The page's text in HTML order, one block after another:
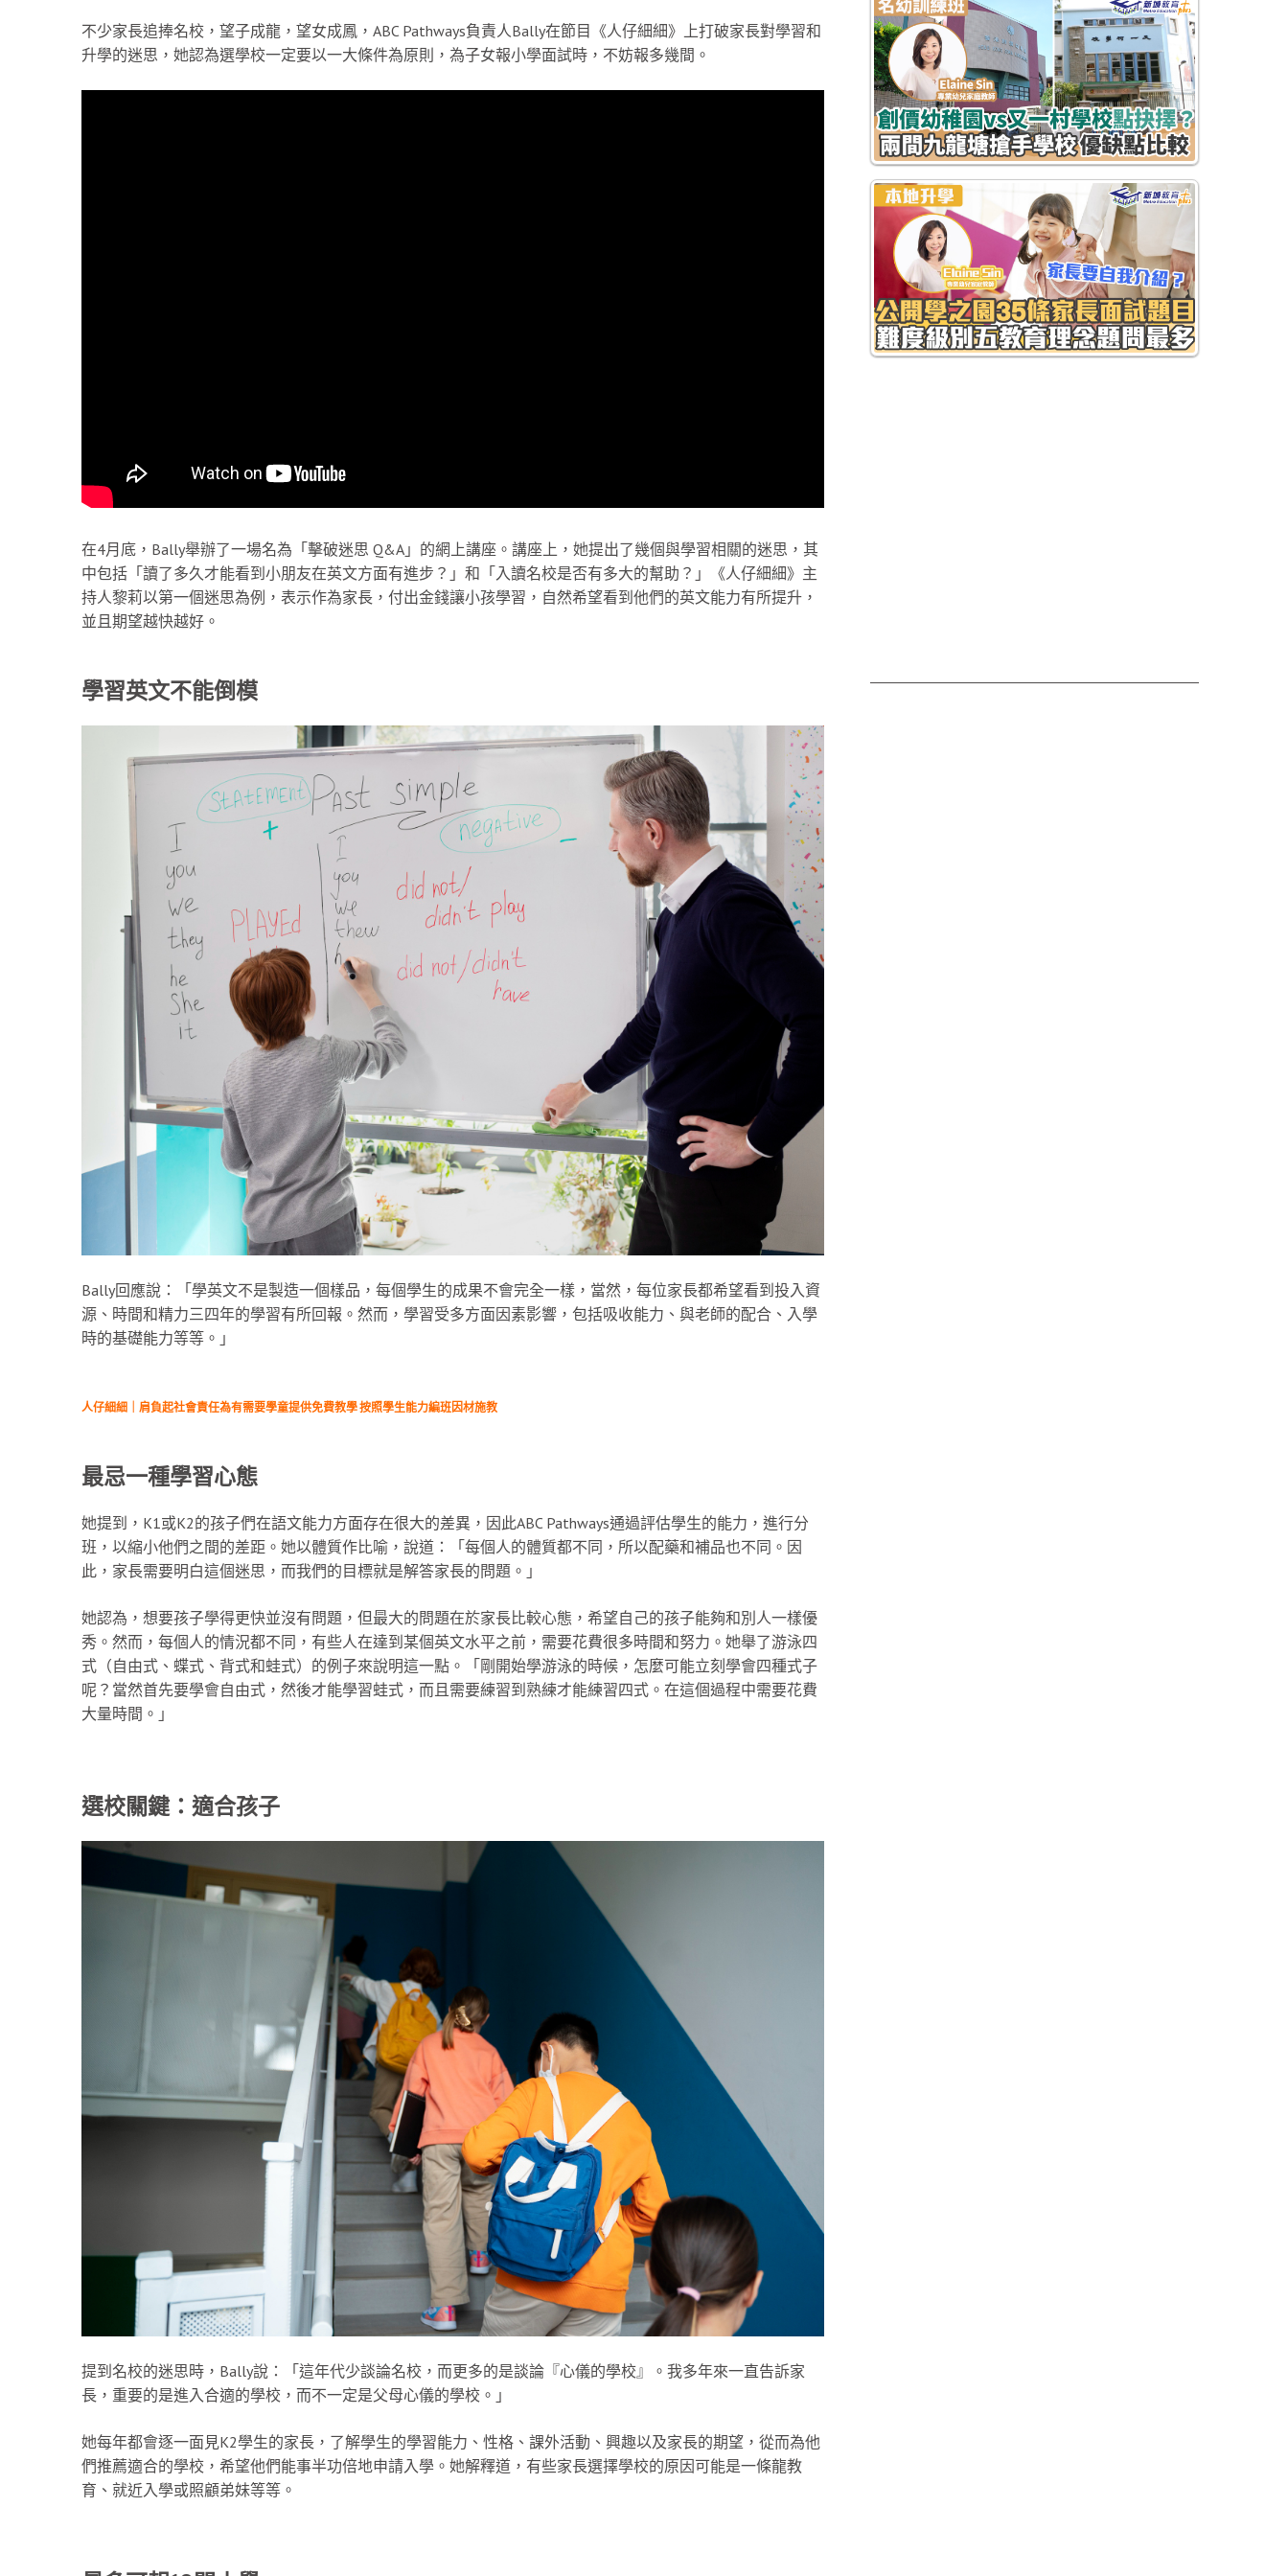
不少家長追捧名校，望子成龍，望女成鳳，ABC Pathways負責人Bally在節目《人仔細細》上打破家長對學習和
升學的迷思，她認為選學校一定要以一大條件為原則，為子女報小學面試時，不妨報多幾間。
在4月底，Bally舉辦了一場名為「擊破迷思 Q&A」的網上講座。講座上，她提出了幾個與學習相關的迷思，其
中包括「讀了多久才能看到小朋友在英文方面有進步？」和「入讀名校是否有多大的幫助？」《人仔細細》主
持人黎莉以第一個迷思為例，表示作為家長，付出金錢讓小孩學習，自然希望看到他們的英文能力有所提升，
並且期望越快越好。
學習英文不能倒模
Bally回應說：「學英文不是製造一個樣品，每個學生的成果不會完全一樣，當然，每位家長都希望看到投入資
源、時間和精力三四年的學習有所回報。然而，學習受多方面因素影響，包括吸收能力、與老師的配合、入學
時的基礎能力等等。」
人仔細細｜肩負起社會責任為有需要學童提供免費教學 按照學生能力編班因材施教
最忌一種學習心態
她提到，K1或K2的孩子們在語文能力方面存在很大的差異，因此ABC Pathways通過評估學生的能力，進行分
班，以縮小他們之間的差距。她以體質作比喻，說道：「每個人的體質都不同，所以配藥和補品也不同。因
此，家長需要明白這個迷思，而我們的目標就是解答家長的問題。」
她認為，想要孩子學得更快並沒有問題，但最大的問題在於家長比較心態，希望自己的孩子能夠和別人一樣優
秀。然而，每個人的情況都不同，有些人在達到某個英文水平之前，需要花費很多時間和努力。她舉了游泳四
式（自由式、蝶式、背式和蛙式）的例子來說明這一點。「剛開始學游泳的時候，怎麼可能立刻學會四種式子
呢？當然首先要學會自由式，然後才能學習蛙式，而且需要練習到熟練才能練習四式。在這個過程中需要花費
大量時間。」
選校關鍵：適合孩子
提到名校的迷思時，Bally說：「這年代少談論名校，而更多的是談論『心儀的學校』。我多年來一直告訴家
長，重要的是進入合適的學校，而不一定是父母心儀的學校。」
她每年都會逐一面見K2學生的家長，了解學生的學習能力、性格、課外活動、興趣以及家長的期望，從而為他
們推薦適合的學校，希望他們能事半功倍地申請入學。她解釋道，有些家長選擇學校的原因可能是一條龍教
育、就近入學或照顧弟妹等等。